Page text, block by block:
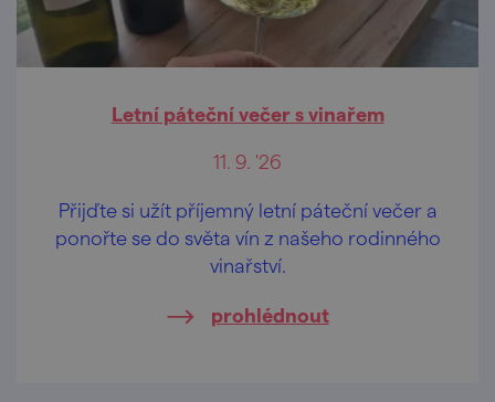
Letní páteční večer s vinařem
11. 9. '26
Přijďte si užít příjemný letní páteční večer a
ponořte se do světa vín z našeho rodinného
vinařství.
prohlédnout